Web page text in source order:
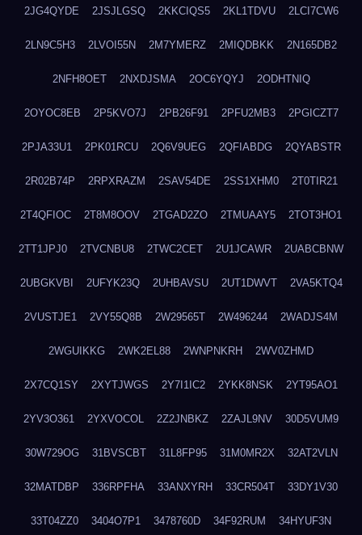
2JG4QYDE 2JSJLGSQ 2KKCIQS5 2KL1TDVU 2LCI7CW6
2LN9C5H3 2LVOI55N 2M7YMERZ 2MIQDBKK 2N165DB2
2NFH8OET 2NXDJSMA 2OC6YQYJ 2ODHTNIQ
2OYOC8EB 2P5KVO7J 2PB26F91 2PFU2MB3 2PGICZT7
2PJA33U1 2PK01RCU 2Q6V9UEG 2QFIABDG 2QYABSTR
2R02B74P 2RPXRAZM 2SAV54DE 2SS1XHM0 2T0TIR21
2T4QFIOC 2T8M8OOV 2TGAD2ZO 2TMUAAY5 2TOT3HO1
2TT1JPJ0 2TVCNBU8 2TWC2CET 2U1JCAWR 2UABCBNW
2UBGKVBI 2UFYK23Q 2UHBAVSU 2UT1DWVT 2VA5KTQ4
2VUSTJE1 2VY55Q8B 2W29565T 2W496244 2WADJS4M
2WGUIKKG 2WK2EL88 2WNPNKRH 2WV0ZHMD
2X7CQ1SY 2XYTJWGS 2Y7I1IC2 2YKK8NSK 2YT95AO1
2YV3O361 2YXVOCOL 2Z2JNBKZ 2ZAJL9NV 30D5VUM9
30W729OG 31BVSCBT 31L8FP95 31M0MR2X 32AT2VLN
32MATDBP 336RPFHA 33ANXYRH 33CR504T 33DY1V30
33T04ZZ0 3404O7P1 3478760D 34F92RUM 34HYUF3N